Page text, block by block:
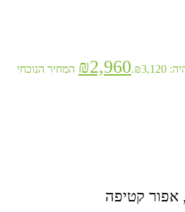
₪2,960
המחיר הנוכחי
קטיפה